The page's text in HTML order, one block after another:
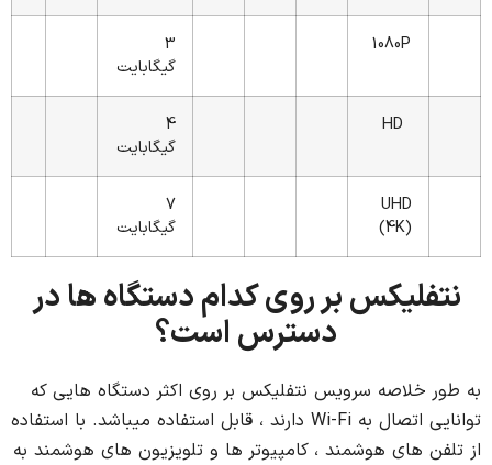
3
گیگابایت
4
گیگابایت
UHD
(4K)
7
گیگابایت
نتفلیکس بر روی کدام دستگاه ها در
دسترس است؟
به طور خلاصه سرویس نتفلیکس بر روی اکثر دستگاه هایی که
توانایی اتصال به Wi-Fi دارند ، قابل استفاده میباشد. با استفاده
از تلفن های هوشمند ، کامپیوتر ها و تلویزیون های هوشمند به